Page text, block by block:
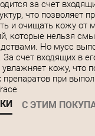
за счет
что позволяет
и очищать кожу от
которые нельзя
Но мусс
счет входящих в
кожу, что
препаратов при
С ЭТИМ